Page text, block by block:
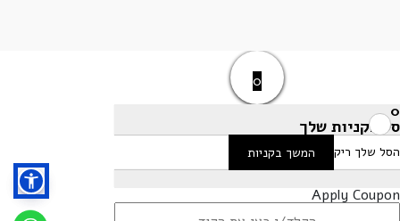
0
0
סל הקניות שלך
הסל שלך ריק המשך בקניות
Apply Coupon